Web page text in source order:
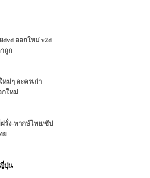
dvd ออกใหม่ v2d
ถูก
ม่ๆ ละครเก่า
กใหม่
รั่ง-พากษ์ไทย/ซัป
ย
ปุ่น